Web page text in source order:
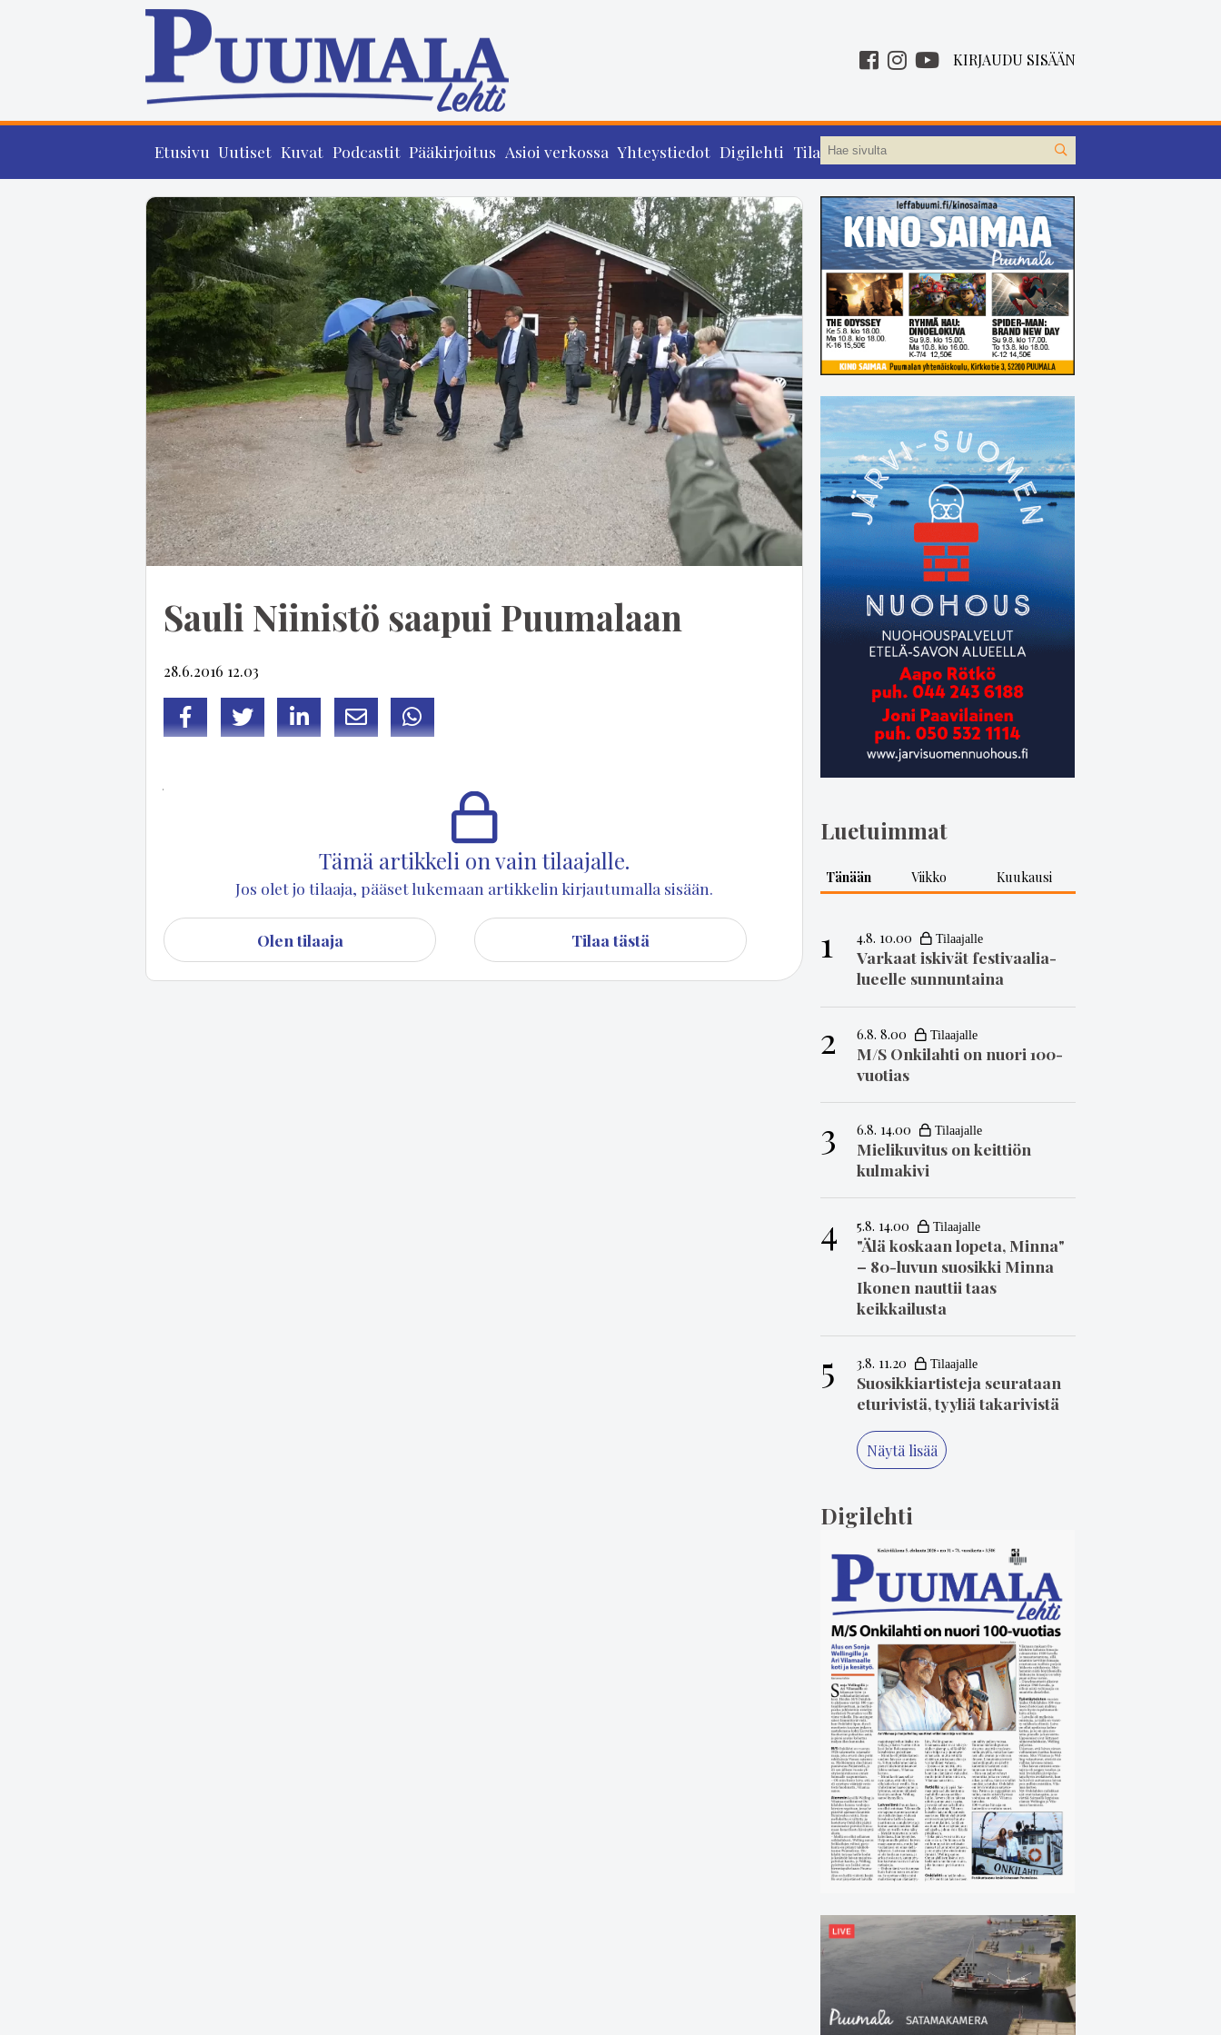
KIRJAUDU SISÄÄN
Etusivu Uutiset Kuvat Podcastit Pääkirjoitus Asioi verkossa Yhteystiedot Digilehti Tilaa
Sauli Niinistö saapui Puumalaan
28.6.2016 12.03
FacebookTwitterLinkedInSähköpostiWhatsapp
Tämä artikkeli on vain tilaajalle.
Jos olet jo tilaaja, pääset lukemaan artikkelin kirjautumalla sisään.
Olen tilaaja Tilaa tästä
Luetuimmat
Tänään Viikko Kuukausi
1 4.8. 10.00
Varkaat iskivät festivaa­li­a­
lueelle sunnuntaina
2 6.8. 8.00
M/S Onkilahti on nuori 100-
vuotias
3 6.8. 14.00
Mielikuvitus on keittiön
kulmakivi
4 5.8. 14.00
"Älä koskaan lopeta, Minna"
– 80-luvun suosikki Minna
Ikonen nauttii taas
keikkailusta
5 3.8. 11.20
Suosikkiartisteja seurataan
eturivistä, tyyliä takarivistä
Näytä lisää
Digilehti